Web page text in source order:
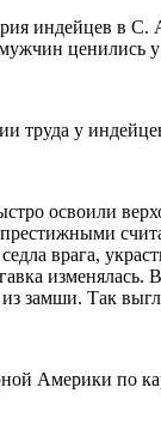
индейцев в
ценились
труда у
освоили
врага,
замши. Так
Америки по